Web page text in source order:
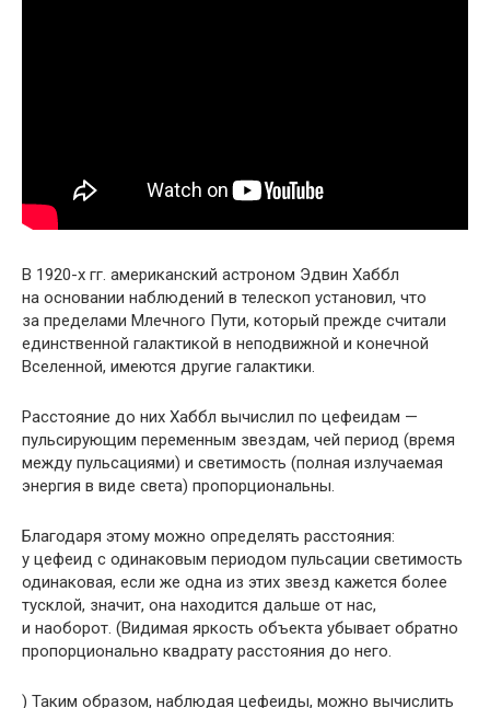
В 1920-х гг. американский астроном Эдвин Хаббл
на основании наблюдений в телескоп установил, что
за пределами Млечного Пути, который прежде считали
единственной галактикой в неподвижной и конечной
Вселенной, имеются другие галактики.
Расстояние до них Хаббл вычислил по цефеидам —
пульсирующим переменным звездам, чей период (время
между пульсациями) и светимость (полная излучаемая
энергия в виде света) пропорциональны.
Благодаря этому можно определять расстояния:
у цефеид с одинаковым периодом пульсации светимость
одинаковая, если же одна из этих звезд кажется более
тусклой, значит, она находится дальше от нас,
и наоборот. (Видимая яркость объекта убывает обратно
пропорционально квадрату расстояния до него.
) Таким образом, наблюдая цефеиды, можно вычислить